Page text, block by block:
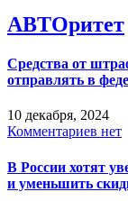
АВТОритет
Средства от
отправлять в
10 декабря, 2024
Комментариев нет
В России хотят
и уменьшить